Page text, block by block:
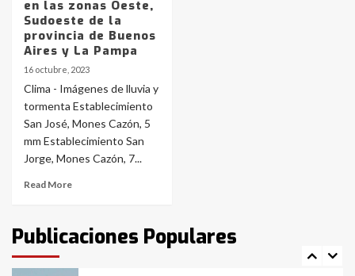
en las zonas Oeste,
Sudoeste de la
provincia de Buenos
Aires y La Pampa
16 octubre, 2023
Clima - Imágenes de lluvia y
tormenta Establecimiento
San José, Mones Cazón, 5
mm Establecimiento San
Jorge, Mones Cazón, 7...
Read More
Publicaciones Populares
5
Los precios de los combustibles en
La Pampa, desde YPF hasta Axion
entre 857 a 1338 pesos
6
La Bolsa de Cereales de Bahía
Blanca anticipa que Agosto vendrá
con lluvias y heladas, en gran parte
de la provincia
fueron detenidos por
comercialización de drogas en la
tarde del sábado